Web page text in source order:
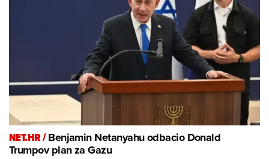
NET.HR /Benjamin Netanyahu odbacio Donald
Trumpov plan za Gazu